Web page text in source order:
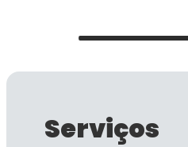
Serviços